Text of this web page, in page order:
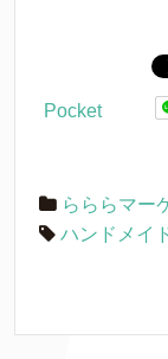
Pocket
らららマー
ハンドメイ